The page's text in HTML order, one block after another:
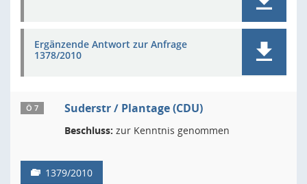
Ergänzende Antwort zur Anfrage
1378/2010
Ö 7 Suderstr / Plantage (CDU)
Beschluss: zur Kenntnis genommen
1379/2010